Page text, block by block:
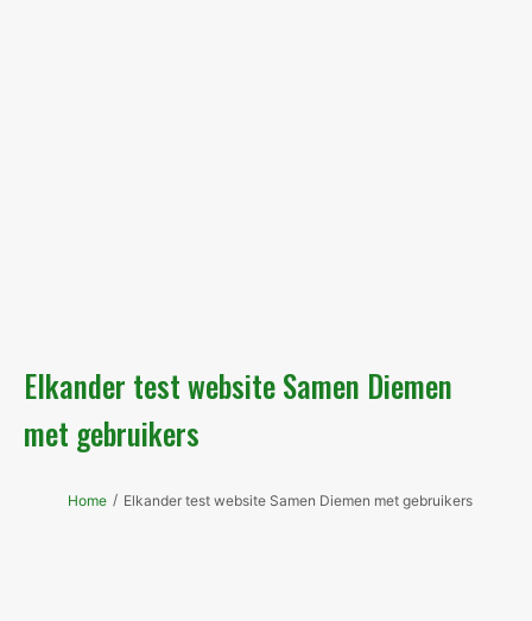
Elkander test website Samen Diemen
met gebruikers
Home / Elkander test website Samen Diemen met gebruikers